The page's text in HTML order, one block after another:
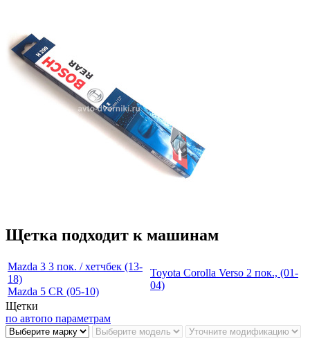
Щетка подходит к машинам
Mazda 3 3 пок. / хетчбек (13-
18)
Mazda 5 CR (05-10)
Toyota Corolla Verso 2 пок., (01-
04)
Щетки
по автопо параметрам